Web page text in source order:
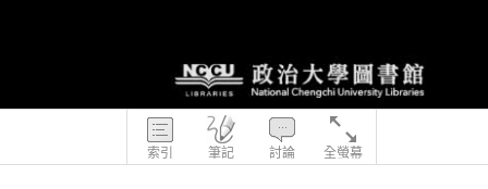
索引 筆記 討論 全螢幕